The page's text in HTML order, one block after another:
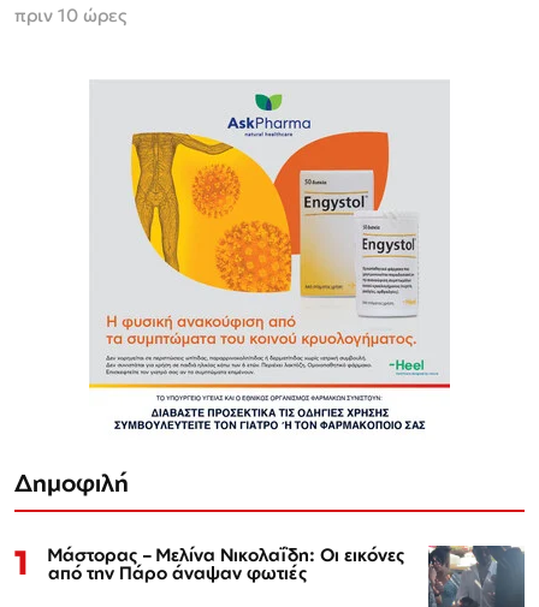
πριν 10 ώρες
Δημοφιλή
1 Μάστορας – Μελίνα Νικολαΐδη: Οι εικόνες
από την Πάρο άναψαν φωτιές